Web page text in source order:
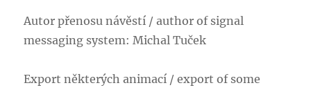
Autor přenosu návěstí / author of signal
messaging system: Michal Tuček
Export některých animací / export of some